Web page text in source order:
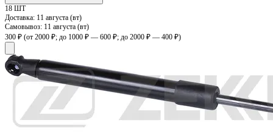
18 ШТ
Доставка: 11 августа (вт)
Самовывоз: 11 августа (вт)
300 ₽ (от 2000 ₽; до 1000 ₽ — 600 ₽; до 2000 ₽ — 400 ₽)